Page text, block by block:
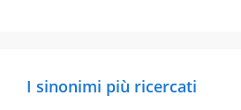
I sinonimi più ricercati